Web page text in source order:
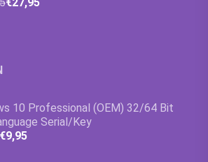
€27,95
10 Professional (OEM) 32/64 Bit
Serial/Key